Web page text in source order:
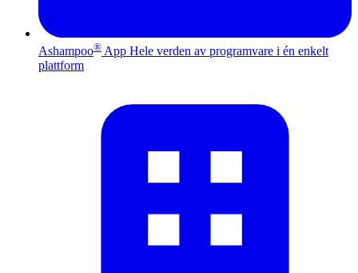
Ashampoo® App Hele verden av programvare i én enkelt
plattform